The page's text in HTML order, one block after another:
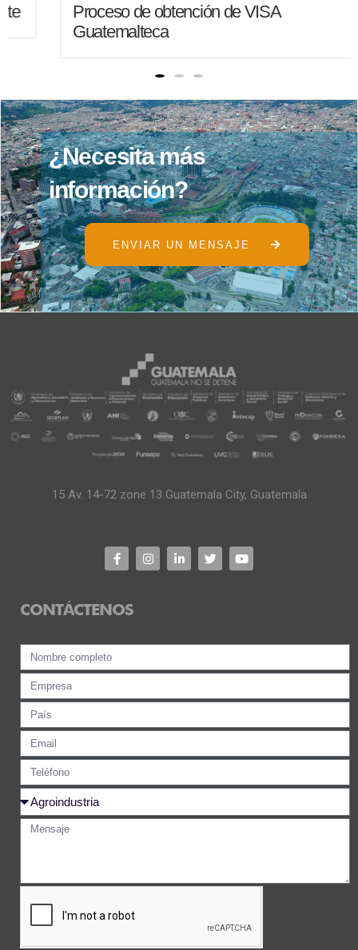
Proceso de obtención de VISA
Guatemalteca
¿Necesita más
información?
ENVIAR UN MENSAJE
15 Av. 14-72 zone 13 Guatemala City, Guatemala
CONTÁCTENOS